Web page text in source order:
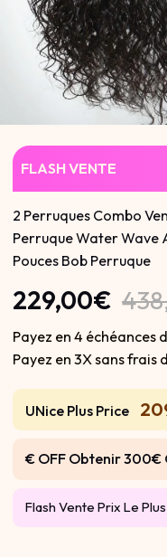
FLASH VENTE
2 Perruques Combo
Perruque Water Wave
Pouces Bob Perruque
229,00€
Payez en 4 échéances
Payez en 3X sans frais
UNice Plus Price
€ OFF Obtenir 300€
Gratuite
Flash Vente Prix Le